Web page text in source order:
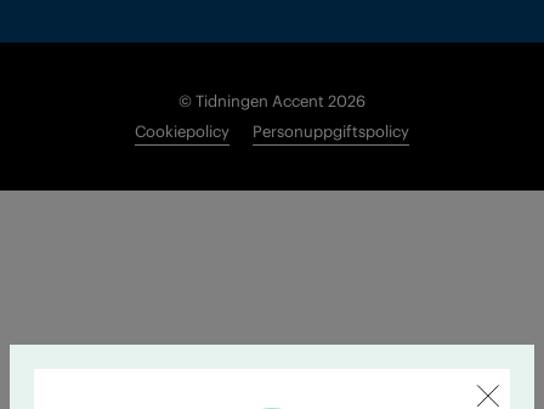
© Tidningen Accent 2026
Cookiepolicy
Personuppgiftspolicy